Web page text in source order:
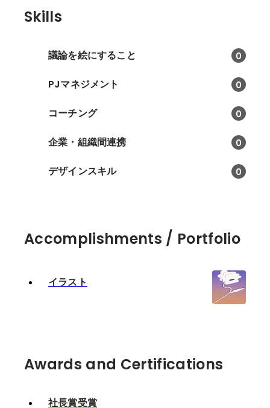
Skills
議論を絵にすること 0
PJマネジメント 0
コーチング 0
企業・組織間連携 0
デザインスキル 0
Accomplishments / Portfolio
イラスト
Awards and Certifications
社長賞受賞